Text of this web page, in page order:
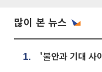
많이 본 뉴스
1.